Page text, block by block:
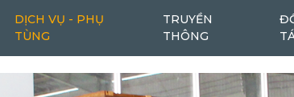
DỊCH VỤ - PHỤ
TÙNG
TRUYỀN
THÔNG